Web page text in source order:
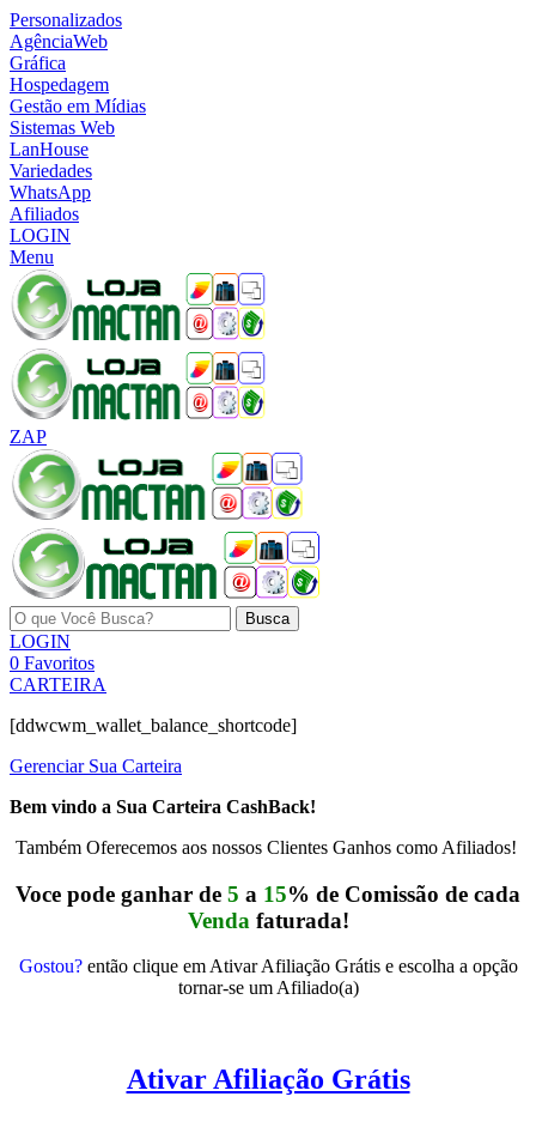
Personalizados
AgênciaWeb
Gráfica
Hospedagem
Gestão em Mídias
Sistemas Web
LanHouse
Variedades
WhatsApp
Afiliados
LOGIN
Menu
ZAP
Busca
LOGIN
0 Favoritos
CARTEIRA
[ddwcwm_wallet_balance_shortcode]
Gerenciar Sua Carteira
Bem vindo a Sua Carteira CashBack!
Também Oferecemos aos nossos Clientes Ganhos como Afiliados!
Voce pode ganhar de 5 a 15% de Comissão de cada
Venda faturada!
Gostou?então clique em Ativar Afiliação Grátis e escolha a opção
tornar-se um Afiliado(a)
Ativar Afiliação Grátis